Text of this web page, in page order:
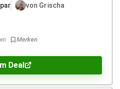
von Grischa
Deal